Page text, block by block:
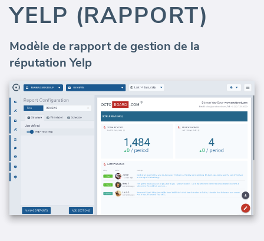
YELP (RAPPORT)
Modèle de rapport de gestion de la
réputation Yelp